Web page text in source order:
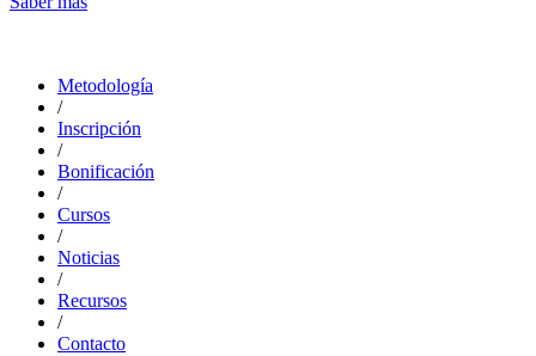
Metodología
/
Inscripción
/
Bonificación
/
Cursos
/
Noticias
/
Recursos
/
Contacto